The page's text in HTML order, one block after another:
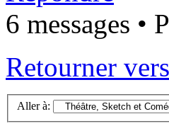
6 messages •
Retourner
Aller à: